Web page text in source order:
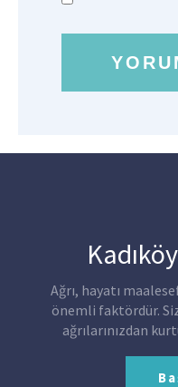
Ağrı, hayatı
önemli faktördür.
ağrılarınızdan